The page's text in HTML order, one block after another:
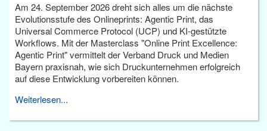
Am 24. September 2026 dreht sich alles um die nächste
Evolutionsstufe des Onlineprints: Agentic Print, das
Universal Commerce Protocol (UCP) und KI-gestützte
Workflows. Mit der Masterclass "Online Print Excellence:
Agentic Print" vermittelt der Verband Druck und Medien
Bayern praxisnah, wie sich Druckunternehmen erfolgreich
auf diese Entwicklung vorbereiten können.
Weiterlesen...